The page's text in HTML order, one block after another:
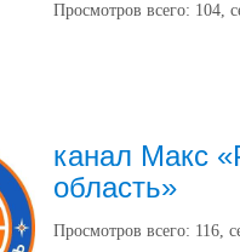
Просмотров всего: 104,
канал Макс
область»
Просмотров всего: 116,